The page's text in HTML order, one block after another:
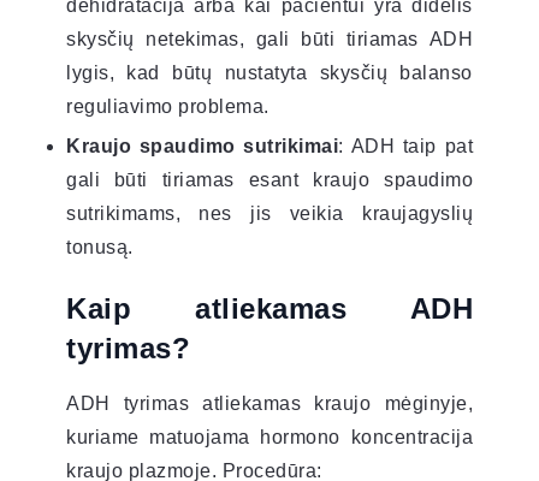
dehidratacija arba kai pacientui yra didelis
skysčių netekimas, gali būti tiriamas ADH
lygis, kad būtų nustatyta skysčių balanso
reguliavimo problema.
Kraujo spaudimo sutrikimai: ADH taip pat
gali būti tiriamas esant kraujo spaudimo
sutrikimams, nes jis veikia kraujagyslių
tonusą.
Kaip atliekamas ADH
tyrimas?
ADH tyrimas atliekamas kraujo mėginyje,
kuriame matuojama hormono koncentracija
kraujo plazmoje. Procedūra: